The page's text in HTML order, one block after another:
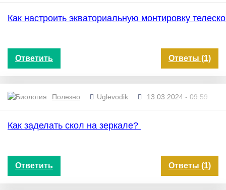
Как настроить экваториальную монтировку
Ответить Ответы (1)
Полезно Uglevodik 13.03.2024 - 09:59
Как заделать скол на зеркале?
Ответить Ответы (1)